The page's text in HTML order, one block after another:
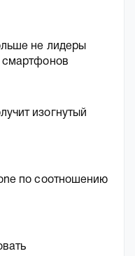
не лидеры
смартфонов
изогнутый
по соотношению